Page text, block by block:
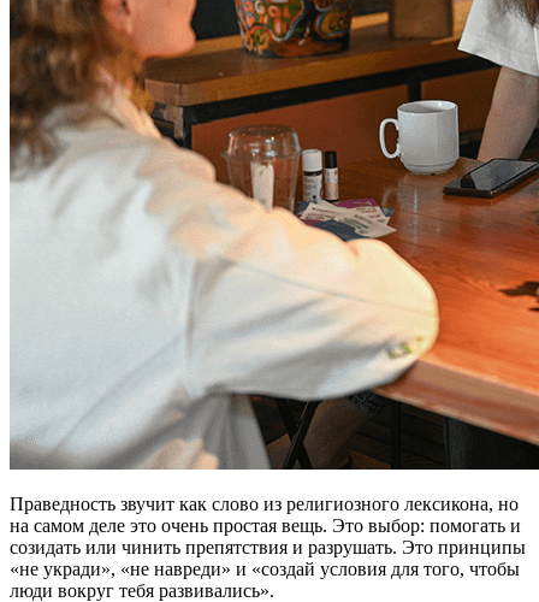
Праведность звучит как слово из религиозного лексикона, но
на самом деле это очень простая вещь. Это выбор: помогать и
созидать или чинить препятствия и разрушать. Это принципы
«не укради», «не навреди» и «создай условия для того, чтобы
люди вокруг тебя развивались».